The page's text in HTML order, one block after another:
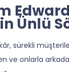
Ünlü
sürekli
ve onlarla